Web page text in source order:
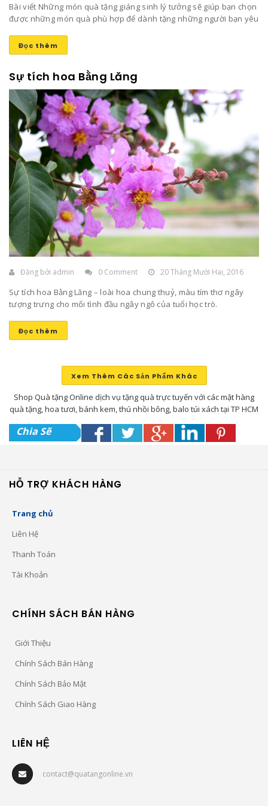
Bài viết Những món quà tặng giáng sinh lý tưởng sẽ giúp bạn chọn
được những món quà phù hợp để dành tặng những người bạn yêu
này nhé!
Đọc thêm
Sự tích hoa Bằng Lăng
Đăng bởi admin 0 Comment 20 Tháng Mười Hai, 2016
Sự tích hoa Bằng Lăng – loài hoa chung thuỷ, màu tím thơ ngây
tượng trưng cho mối tình đầu ngây ngô của tuổi học trò.
Đọc thêm
Xem Thêm Các Sản Phẩm Khác
Shop Quà tặng Online dịch vụ tặng quà trực tuyến với các mặt hàng
quà tặng, hoa tươi, bánh kem, thú nhồi bông, balo túi xách tại TP HCM
Chia Sẽ
HỖ TRỢ KHÁCH HÀNG
Trang chủ
Liên Hệ
Thanh Toán
Tài Khoản
CHÍNH SÁCH BÁN HÀNG
Giới Thiệu
Chính Sách Bán Hàng
Chính Sách Bảo Mật
Chính Sách Giao Hàng
LIÊN HỆ
contact@quatangonline.vn